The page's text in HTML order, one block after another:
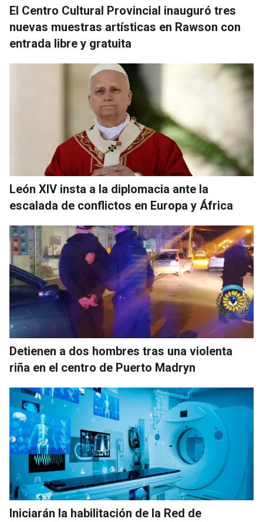
El Centro Cultural Provincial inauguró tres
nuevas muestras artísticas en Rawson con
entrada libre y gratuita
León XIV insta a la diplomacia ante la
escalada de conflictos en Europa y África
Detienen a dos hombres tras una violenta
riña en el centro de Puerto Madryn
Iniciarán la habilitación de la Red de